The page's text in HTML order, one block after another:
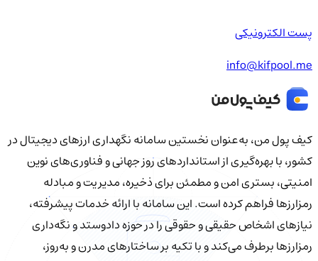
پست الکترونیکی
info@kifpool.me
کیف‌ پول من، به‌عنوان نخستین سامانه نگهداری ارزهای دیجیتال در
کشور، با بهره‌گیری از استانداردهای روز جهانی و فناوری‌های نوین
امنیتی، بستری امن و مطمئن برای ذخیره، مدیریت و مبادله
رمزارزها فراهم کرده است. این سامانه با ارائه خدمات پیشرفته،
نیازهای اشخاص حقیقی و حقوقی را در حوزه دادوستد و نگه‌داری
رمزارزها برطرف می‌کند و با تکیه بر ساختارهای مدرن و به‌روز،